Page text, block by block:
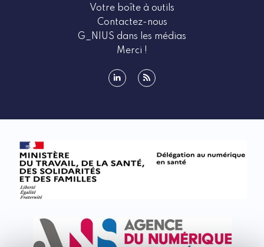
Votre boîte à outils
Contactez-nous
G_NIUS dans les médias
Merci !